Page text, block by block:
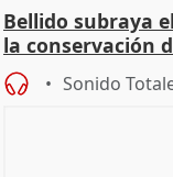
Bellido subraya
la conservación
Sonido